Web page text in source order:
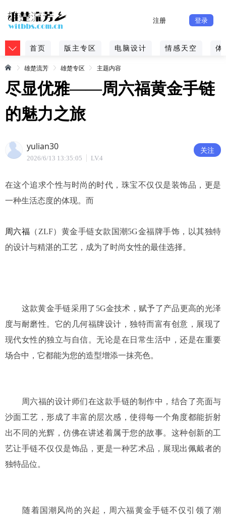
注册 登录
首页 版主专区 电脑设计 情感天空 体
雄楚流芳 雄楚专区 主题内容
尽显优雅——周六福黄金手链
的魅力之旅
yulian30
2026/6/13 13:35:05 LV.4
关注
在这个追求个性与时尚的时代，珠宝不仅仅是装饰品，更是
一种生活态度的体现。而
周六福 （ZLF）黄金手链女款国潮5G金福牌手饰，以其独特
的设计与精湛的工艺，成为了时尚女性的最佳选择。
这款黄金手链采用了5G金技术，赋予了产品更高的光泽
度与耐磨性。它的几何福牌设计，独特而富有创意，展现了
现代女性的独立与自信。无论是在日常生活中，还是在重要
场合中，它都能为您的造型增添一抹亮色。
周六福的设计师们在这款手链的制作中，结合了亮面与
沙面工艺，形成了丰富的层次感，使得每一个角度都能折射
出不同的光辉，仿佛在讲述着属于您的故事。这种创新的工
艺让手链不仅仅是饰品，更是一种艺术品，展现出佩戴者的
独特品位。
随着国潮风尚的兴起，周六福黄金手链不仅引领了潮